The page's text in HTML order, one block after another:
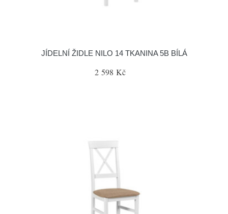
JÍDELNÍ ŽIDLE NILO 14 TKANINA 5B BÍLÁ
2 598 Kč